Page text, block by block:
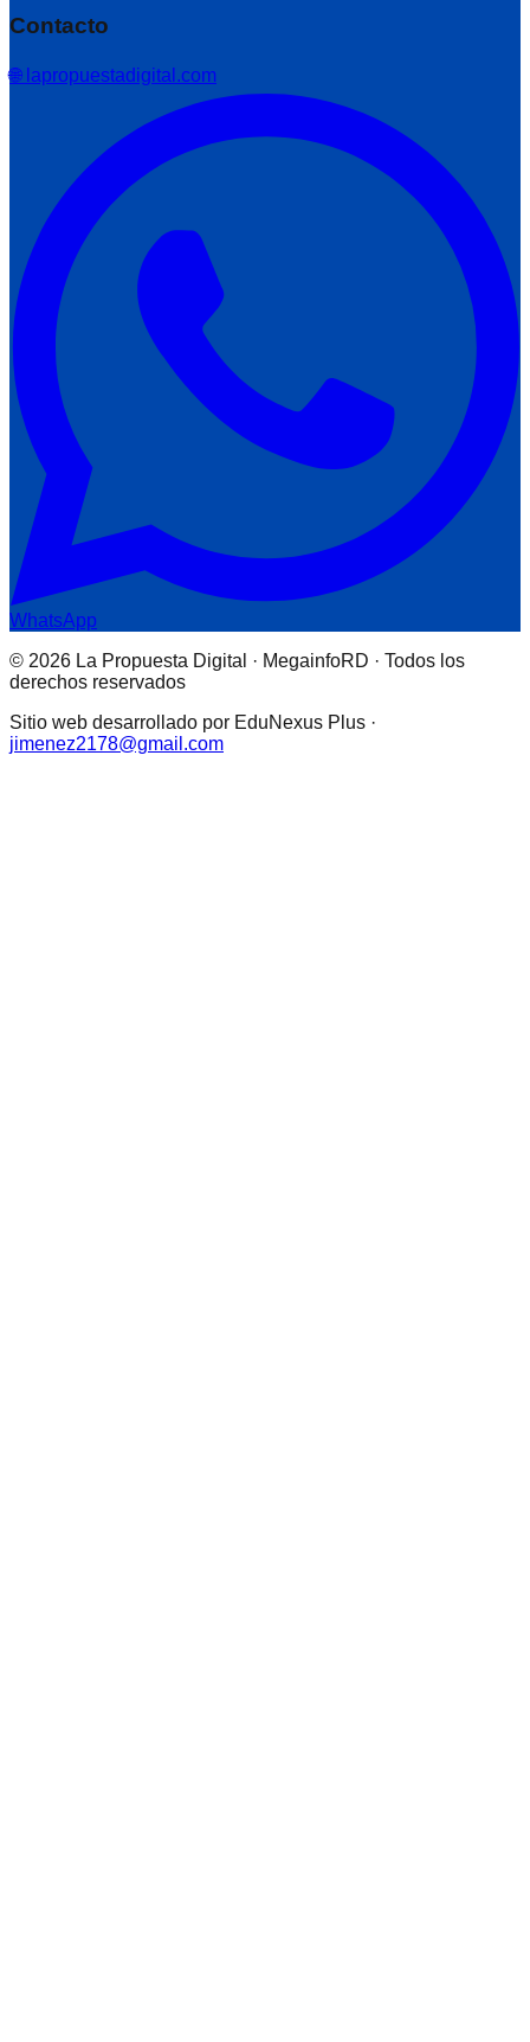
Contacto
🌐 lapropuestadigital.com
WhatsApp
© 2026 La Propuesta Digital · MegainfoRD · Todos los
derechos reservados
Sitio web desarrollado por EduNexus Plus ·
jimenez2178@gmail.com